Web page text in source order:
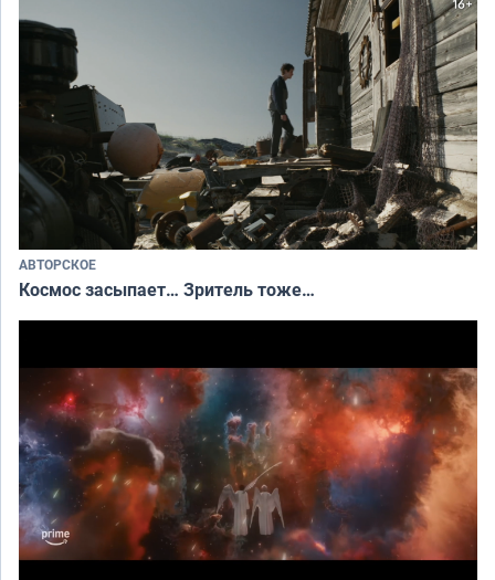
АВТОРСКОЕ
Космос засыпает… Зритель тоже…